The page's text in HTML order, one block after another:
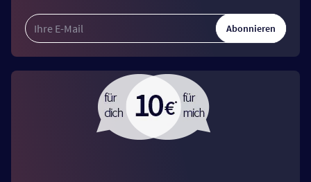
Abonnieren